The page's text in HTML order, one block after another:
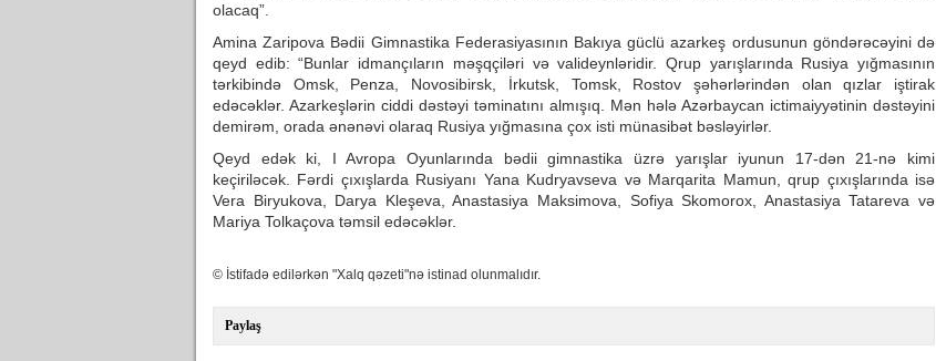
olacaq”.
Amina Zaripova Bədii Gimnastika Federasiyasının Bakıya güclü azarkeş ordusunun göndərəcəyini də
qeyd edib: “Bunlar idmançıların məşqçiləri və valideynləridir. Qrup yarışlarında Rusiya yığmasının
tərkibində Omsk, Penza, Novosibirsk, İrkutsk, Tomsk, Rostov şəhərlərindən olan qızlar iştirak
edəcəklər. Azarkeşlərin ciddi dəstəyi təminatını almışıq. Mən hələ Azərbaycan ictimaiyyətinin dəstəyini
demirəm, orada ənənəvi olaraq Rusiya yığmasına çox isti münasibət bəsləyirlər.
Qeyd edək ki, I Avropa Oyunlarında bədii gimnastika üzrə yarışlar iyunun 17-dən 21-nə kimi
keçiriləcək. Fərdi çıxışlarda Rusiyanı Yana Kudryavseva və Marqarita Mamun, qrup çıxışlarında isə
Vera Biryukova, Darya Kleşeva, Anastasiya Maksimova, Sofiya Skomorox, Anastasiya Tatareva və
Mariya Tolkaçova təmsil edəcəklər.
© İstifadə edilərkən "Xalq qəzeti"nə istinad olunmalıdır.
Paylaş